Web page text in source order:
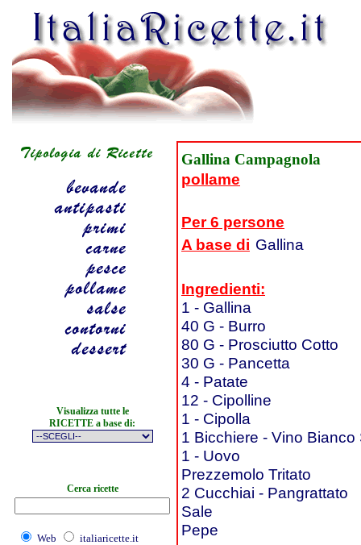
Visualizza tutte le
RICETTE a base di:
Cerca ricette
Web italiaricette.it
Gallina Campagnola
pollame
Per 6 persone
A base di Gallina
Ingredienti:
1 - Gallina
40 G - Burro
80 G - Prosciutto Cotto
30 G - Pancetta
4 - Patate
12 - Cipolline
1 - Cipolla
1 Bicchiere - Vino Bianco
1 - Uovo
Prezzemolo Tritato
2 Cucchiai - Pangrattato
Sale
Pepe